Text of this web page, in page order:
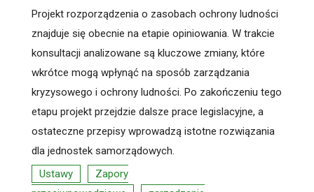
Projekt rozporządzenia o zasobach ochrony ludności
znajduje się obecnie na etapie opiniowania. W trakcie
konsultacji analizowane są kluczowe zmiany, które
wkrótce mogą wpłynąć na sposób zarządzania
kryzysowego i ochrony ludności. Po zakończeniu tego
etapu projekt przejdzie dalsze prace legislacyjne, a
ostateczne przepisy wprowadzą istotne rozwiązania
dla jednostek samorządowych.
Ustawy
Zapory